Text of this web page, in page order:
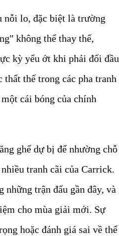
nỗi lo, đặc biệt là trường
không thể thay thế,
kỳ yếu ớt khi phải đối đầu
thế trong các pha tranh
cái bóng của chính
ghế dự bị để nhường chỗ
tranh cãi của Carrick.
những trận đấu gần đây, và
cho mùa giải mới. Sự
hoặc đánh giá sai về thể